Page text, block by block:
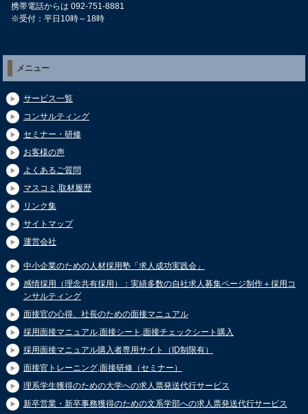
携帯電話からは 092-751-8881
※受付：平日10時～18時
メニュー
サービス一覧
コンサルティング
セミナー・研修
お客様の声
よくあるご質問
マスコミ,取材履歴
リンク集
サイトマップ
運営会社
中小企業のための人材採用塾「求人成功実践会」
感情採用（理念共有採用）：実績多数の自社求人募集ページ制作＋採用コ
ンサルティング
面接官の心得、社長のための面接マニュアル
採用面接マニュアル,面接シート,面接チェックシート購入
採用面接マニュアル購入者専用サイト（ID制限有）
面接官トレーニング,面接研修（セミナー）
理系学生獲得のための大学への求人票発送代行サービス
新卒営業・新卒事務獲得のための文系学部への求人票発送代行サービス